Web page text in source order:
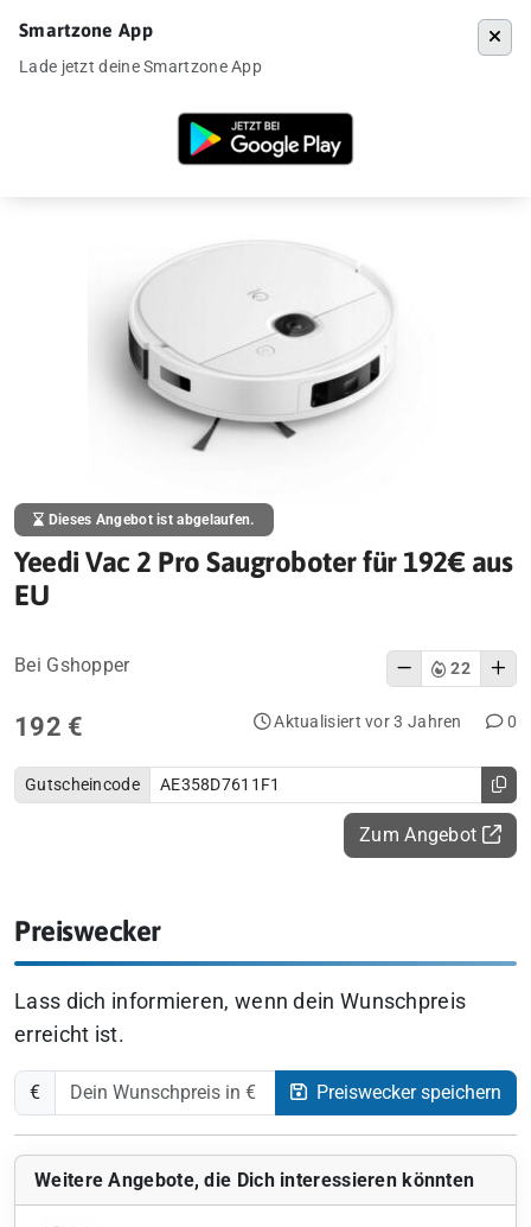
»Yeedi Vac 2 Pro Saugroboter für 192€ aus EU
Dieses Angebot ist abgelaufen.
Yeedi Vac 2 Pro Saugroboter für 192€ aus
EU
Bei Gshopper 22
192 € Aktualisiert vor 3 Jahren 0
Gutscheincode AE358D7611F1
Zum Angebot
Preiswecker
Lass dich informieren, wenn dein Wunschpreis
erreicht ist.
€ Preiswecker speichern
Weitere Angebote, die Dich interessieren könnten
Smartzone App
Lade jetzt deine Smartzone App